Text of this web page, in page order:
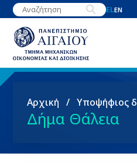
Παράκαμψη
προς
κυρίως
περιεχόμενο
ELEN
Breadcrumb
Αρχική Υποψήφιος
Δήμα Θάλεια